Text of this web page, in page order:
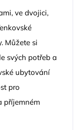
ve dvojici,
Můžete si
svých potřeb a
ubytování
pro
příjemném